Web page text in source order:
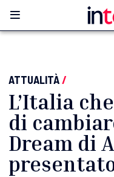
ATTUALITÀ/
L’Italia
di
Dream di